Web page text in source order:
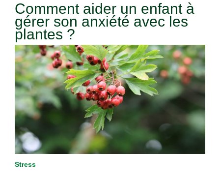
Comment aider un enfant à
gérer son anxiété avec les
plantes ?
Stress